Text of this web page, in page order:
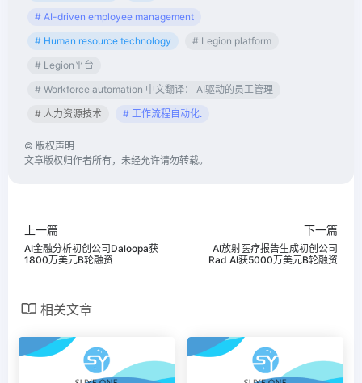
# AI-driven employee management
# Human resource technology
# Legion platform
# Legion平台
# Workforce automation 中文翻译： AI驱动的员工管理
# 人力资源技术
# 工作流程自动化.
© 版权声明
文章版权归作者所有，未经允许请勿转载。
上一篇
AI金融分析初创公司Daloopa获
1800万美元B轮融资
下一篇
AI放射医疗报告生成初创公司
Rad AI获5000万美元B轮融资
相关文章